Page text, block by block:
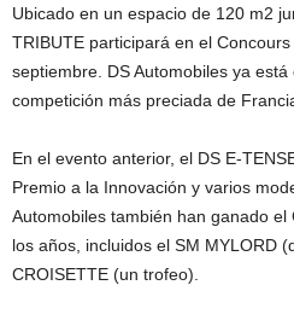
Ubicado en un espacio de 120 m2
TRIBUTE participará en el Concours
septiembre. DS Automobiles ya
competición más preciada de
En el evento anterior, el DS E-
Premio a la Innovación y varios
Automobiles también han ganado el
los años, incluidos el SM MYLORD
CROISETTE (un trofeo).